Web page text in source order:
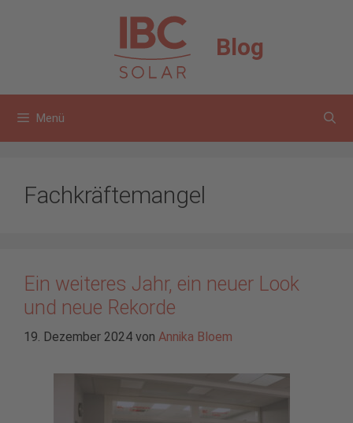
Blog
Menü
Fachkräftemangel
Ein weiteres Jahr, ein neuer Look
und neue Rekorde
19. Dezember 2024 von Annika Bloem